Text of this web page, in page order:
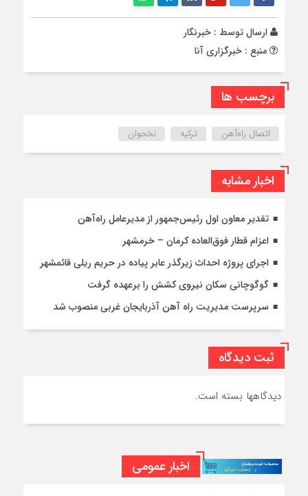
ارسال توسط : خبرنگار
منبع : خبرگزاری آنا
برچسب ها
اتصال راه‌آهن ترکیه نخجوان
اخبار مشابه
تقدیر معاون اول رئیس‌جمهور از مدیرعامل راه‌آهن
اعزام قطار فوق‌العاده کرمان – خرمشهر
اجرای پروژه احداث زیرگذر عابر پیاده در حریم ریلی قائمشهر
گوگوچانی سکان نیروی کشش را برعهده گرفت
سرپرست مدیریت راه آهن آذربایجان غربی منصوب شد
ثبت دیدگاه
دیدگاهها بسته است.
اخبار عمومی